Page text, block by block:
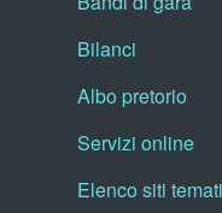
Bilanci
Albo pretorio
Servizi online
Elenco siti